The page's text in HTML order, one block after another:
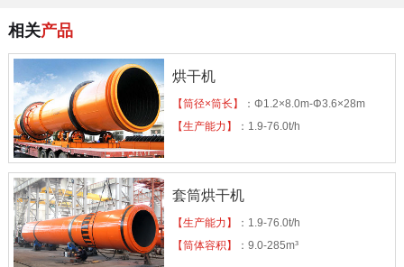
相关产品
烘干机
【筒径×筒长】
：Φ1.2×8.0m-Φ3.6×28m
【生产能力】
：1.9-76.0t/h
套筒烘干机
【生产能力】
：1.9-76.0t/h
【筒体容积】
：9.0-285m³